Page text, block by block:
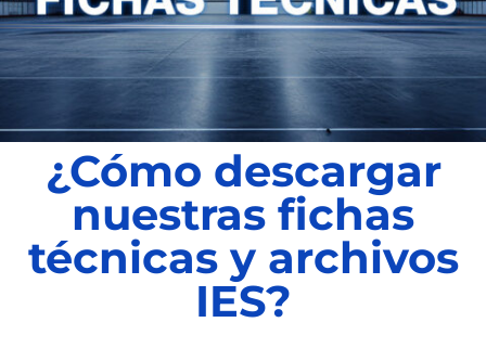
¿Cómo descargar
nuestras fichas
técnicas y archivos
IES?